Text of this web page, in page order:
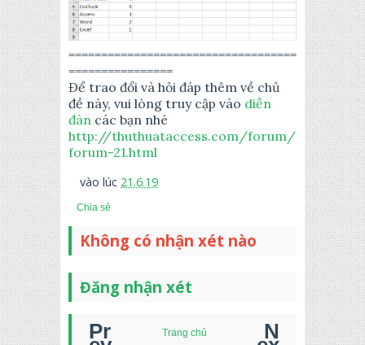
===================================
================
Để trao đổi và hỏi đáp thêm về chủ
đề này, vui lòng truy cập vào diễn
đàn các bạn nhé
http://thuthuataccess.com/forum/
forum-21.html
vào lúc 21.6.19
Chia sẻ
Không có nhận xét nào
Đăng nhận xét
Trang chủ